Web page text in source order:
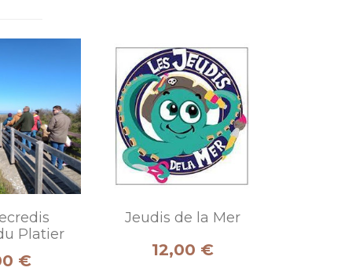
Platier
€
Jeudis de la Mer
Prix
12,00 €